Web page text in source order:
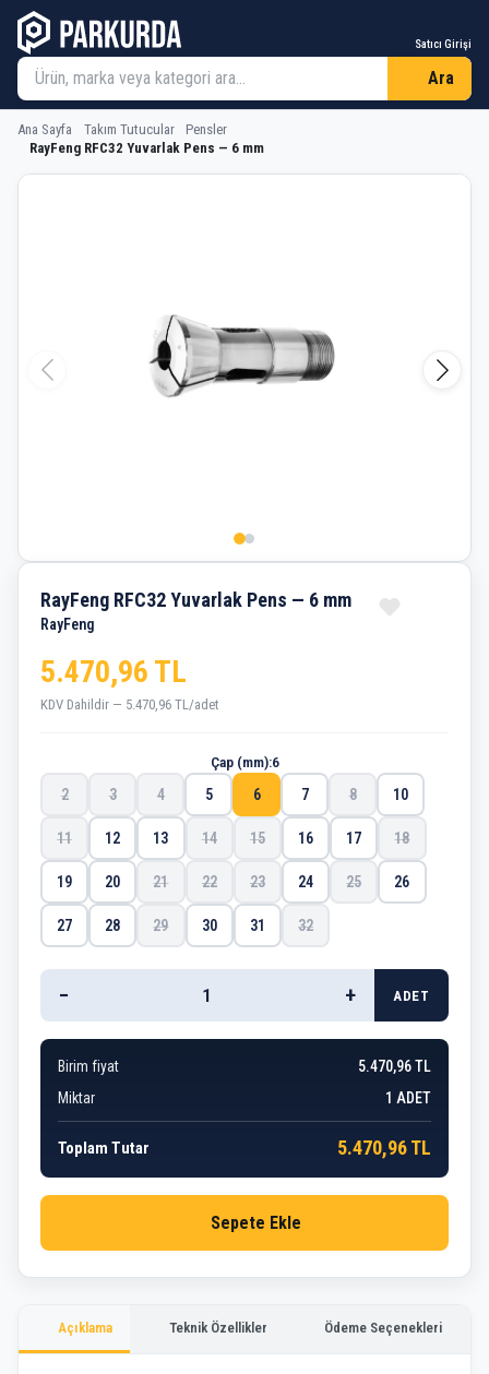
Satıcı Girişi
Ara
Ana Sayfa Takım Tutucular
Pensler
RayFeng RFC32 Yuvarlak Pens — 6 mm
RayFeng RFC32 Yuvarlak Pens — 6
Açıklama Teknik Özellikler Ödeme Seçenekleri
RayFeng RFC32 Yuvarlak Pens — 6 mm
RayFeng
5.470,96 TL
KDV Dahildir — 5.470,96 TL/adet
Çap (mm):6
2
3 4 5 6 7 8 10
11 12 13 14 15 16 17 18
19 20 21 22 23 24 25 26
27 28 29 30 31 32
− + ADET
Birim fiyat
5.470,96 TL
Miktar
1 ADET
Toplam Tutar 5.470,96 TL
Sepete Ekle